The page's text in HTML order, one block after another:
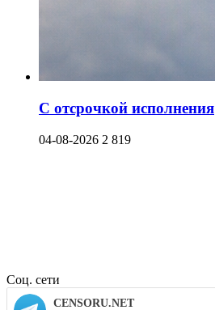
С отсрочкой исполнения
04-08-2026 2 819
Соц. сети